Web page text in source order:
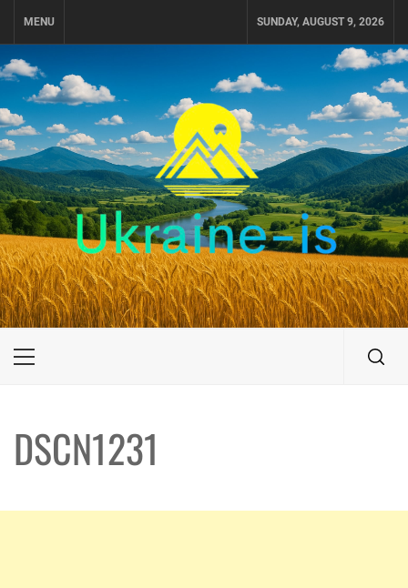
MENU SUNDAY, AUGUST 9, 2026
UKRAINE-IS
ПУТЕШЕСТВИЕ ПО УКРАИНЕ
Primary
DSCN1231